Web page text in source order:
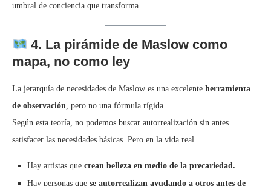
umbral de conciencia que transforma.
4. La pirámide de Maslow como
mapa, no como ley
La jerarquía de necesidades de Maslow es una excelente herramienta
de observación , pero no una fórmula rígida.
Según esta teoría, no podemos buscar autorrealización sin antes
satisfacer las necesidades básicas. Pero en la vida real…
Hay artistas que crean belleza en medio de la precariedad.
Hay personas que se autorrealizan ayudando a otros antes de